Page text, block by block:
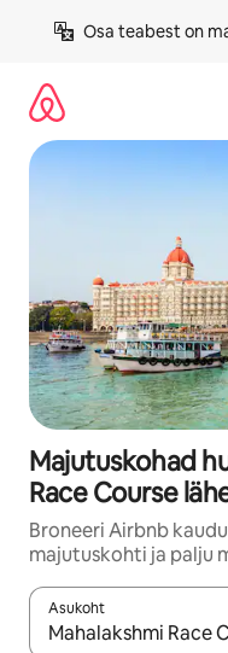
Osa teabest on
Majutuskohad
Race Course
Broneeri Airbnb
majutuskohti ja palju
Asukoht
Kui tulemused on